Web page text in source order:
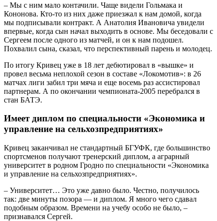
– Мы с ним мало контачили. Чаще видели Гольмака и
Кононова. Кто-то из них даже приезжал к нам домой, когда
мы подписывали контракт. А Анатолия Ивановича увидели
впервые, когда сын начал выходить в основе. Мы беседовали с
Сергеем после одного из матчей, и он к нам подошел.
Похвалил сына, сказал, что перспективный парень и молодец.
По итогу Кривец уже в 18 лет дебютировал в «вышке» и
провел весьма неплохой сезон в составе «Локомотив»: в 26
матчах лиги забил три мяча и еще восемь раз ассистировал
партнерам. А по окончании чемпионата-2005 перебрался в
стан БАТЭ.
Имеет диплом по специальности «Экономика и
управление на сельхозпредприятиях»
Кривец заканчивал не стандартный БГУФК, где большинство
спортсменов получают тренерский диплом, а аграрный
университет в родном Гродно по специальности «Экономика
и управление на сельхозпредприятиях».
– Университет… Это уже давно было. Честно, получилось
так: две минуты позора — и диплом. Я много чего сдавал
подобным образом. Времени на учебу особо не было, –
признавался Сергей.